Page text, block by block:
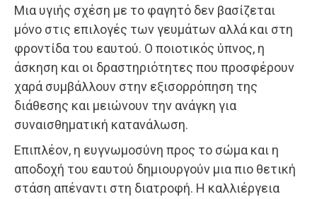
Μια υγιής σχέση με το φαγητό δεν βασίζεται
μόνο στις επιλογές των γευμάτων αλλά και στη
φροντίδα του εαυτού. Ο ποιοτικός ύπνος, η
άσκηση και οι δραστηριότητες που προσφέρουν
χαρά συμβάλλουν στην εξισορρόπηση της
διάθεσης και μειώνουν την ανάγκη για
συναισθηματική κατανάλωση.
Επιπλέον, η ευγνωμοσύνη προς το σώμα και η
αποδοχή του εαυτού δημιουργούν μια πιο θετική
στάση απέναντι στη διατροφή. Η καλλιέργεια